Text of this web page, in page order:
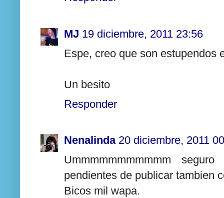
MJ 19 diciembre, 2011 23:56
Espe, creo que son estupendos
Un besito
Responder
Nenalinda 20 diciembre, 2011
Ummmmmmmmmmm
pendientes de publicar tambien
Bicos mil wapa.